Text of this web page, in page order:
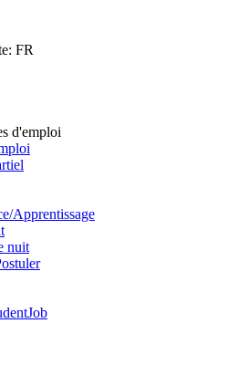
FR
d'emploi
Apprentissage
nuit